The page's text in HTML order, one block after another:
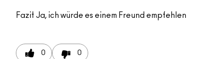
Fazit Ja, ich würde es einem Freund empfehlen
0 0